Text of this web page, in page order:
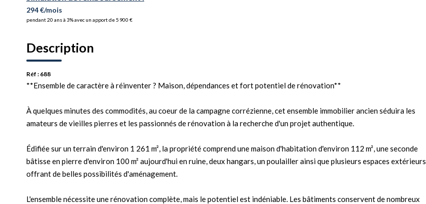
294 €/mois
pendant 20 ans à 3% avec un apport de 5 900 €
Description
Réf : 688
**Ensemble de caractère à réinventer ? Maison, dépendances et fort potentiel de rénovation**
À quelques minutes des commodités, au coeur de la campagne corrézienne, cet ensemble immobilier ancien séduira les
amateurs de vieilles pierres et les passionnés de rénovation à la recherche d'un projet authentique.
Édifiée sur un terrain d'environ 1 261 m², la propriété comprend une maison d'habitation d'environ 112 m², une seconde
bâtisse en pierre d'environ 100 m² aujourd'hui en ruine, deux hangars, un poulailler ainsi que plusieurs espaces extérieurs
offrant de belles possibilités d'aménagement.
L'ensemble nécessite une rénovation complète, mais le potentiel est indéniable. Les bâtiments conservent de nombreux